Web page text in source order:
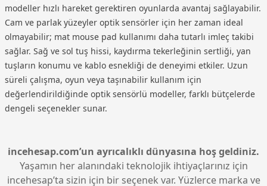
modeller hızlı hareket gerektiren oyunlarda avantaj sağlayabilir.
Cam ve parlak yüzeyler optik sensörler için her zaman ideal
olmayabilir; mat mouse pad kullanımı daha tutarlı imleç takibi
sağlar. Sağ ve sol tuş hissi, kaydırma tekerleğinin sertliği, yan
tuşların konumu ve kablo esnekliği de deneyimi etkiler. Uzun
süreli çalışma, oyun veya taşınabilir kullanım için
değerlendirildiğinde optik sensörlü modeller, farklı bütçelerde
dengeli seçenekler sunar.
incehesap.com’un ayrıcalıklı dünyasına hoş geldiniz.
Yaşamın her alanındaki teknolojik ihtiyaçlarınız için
incehesap’ta sizin için bir seçenek var. Yüzlerce marka ve